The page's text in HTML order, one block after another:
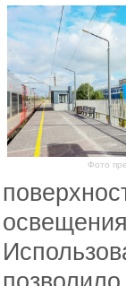
Фото